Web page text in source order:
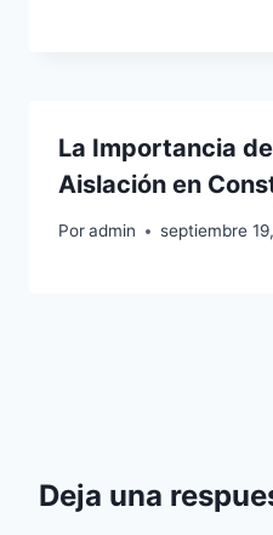
La Importancia
Aislación en
Poradmin septiembre
Deja una